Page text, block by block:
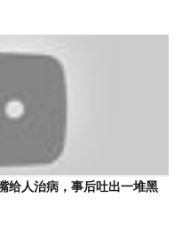
给人治病，事后吐出一堆黑